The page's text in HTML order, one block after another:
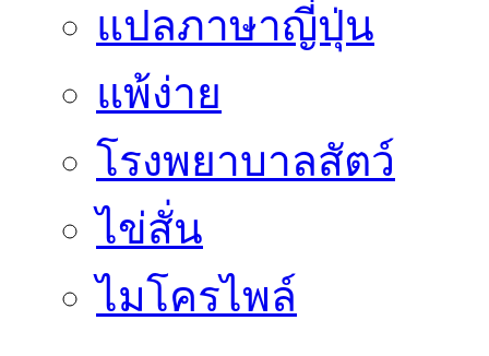
แปลภาษาญี่ปุ่น
แพ้ง่าย
โรงพยาบาลสัตว์
ไข่สั่น
ไมโครไพล์